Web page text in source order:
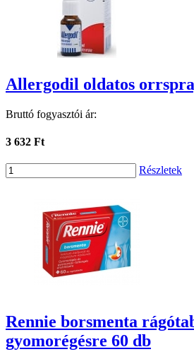
Allergodil oldatos
Bruttó fogyasztói ár:
3 632 Ft
Részletek
Rennie borsmenta
gyomorégésre 60 db